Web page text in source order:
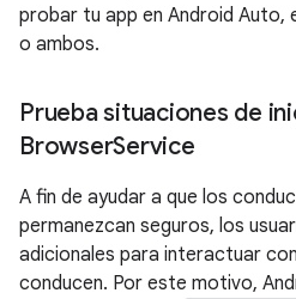
probar tu app en Android Auto,
o ambos.
Prueba situaciones de
BrowserService
A fin de ayudar a que los
permanezcan seguros, los
adicionales para interactuar
conducen. Por este motivo,